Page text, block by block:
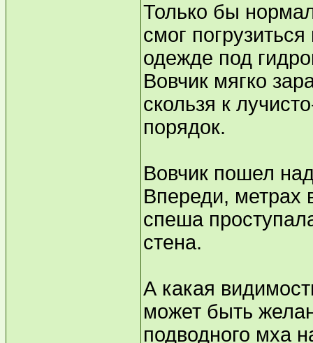
Только бы
смог
одежде под
Вовчик мягко
скользя к
порядок.
Вовчик пошел
Впереди, метрах
спеша
стена.
А какая
может быть
подводного мха